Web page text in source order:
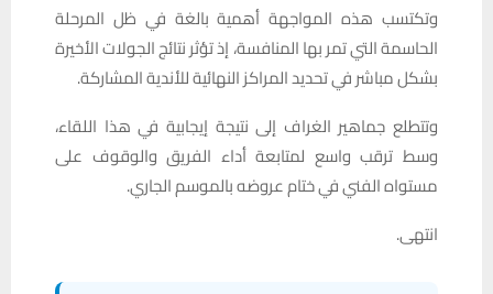
وتكتسب هذه المواجهة أهمية بالغة في ظل المرحلة
الحاسمة التي تمر بها المنافسة، إذ تؤثر نتائج الجولات الأخيرة
بشكل مباشر في تحديد المراكز النهائية للأندية المشاركة.
وتتطلع جماهير الغراف إلى نتيجة إيجابية في هذا اللقاء،
وسط ترقب واسع لمتابعة أداء الفريق والوقوف على
مستواه الفني في ختام عروضه بالموسم الجاري.
انتهى.